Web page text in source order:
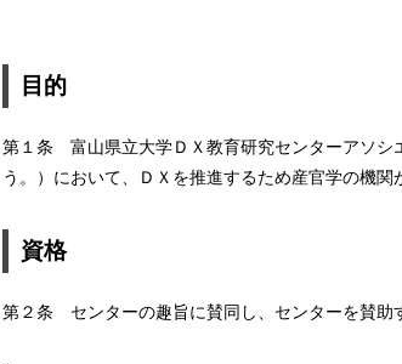
目的
第１条 富山県立大学ＤＸ教育研究センターアソシ
う。）において、ＤＸを推進するため産官学の機
資格
第２条 センターの趣旨に賛同し、センターを賛助